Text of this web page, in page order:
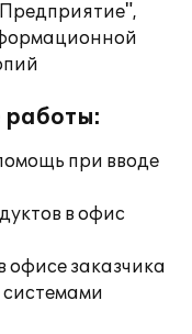
при вводе
в офис
офисе заказчика